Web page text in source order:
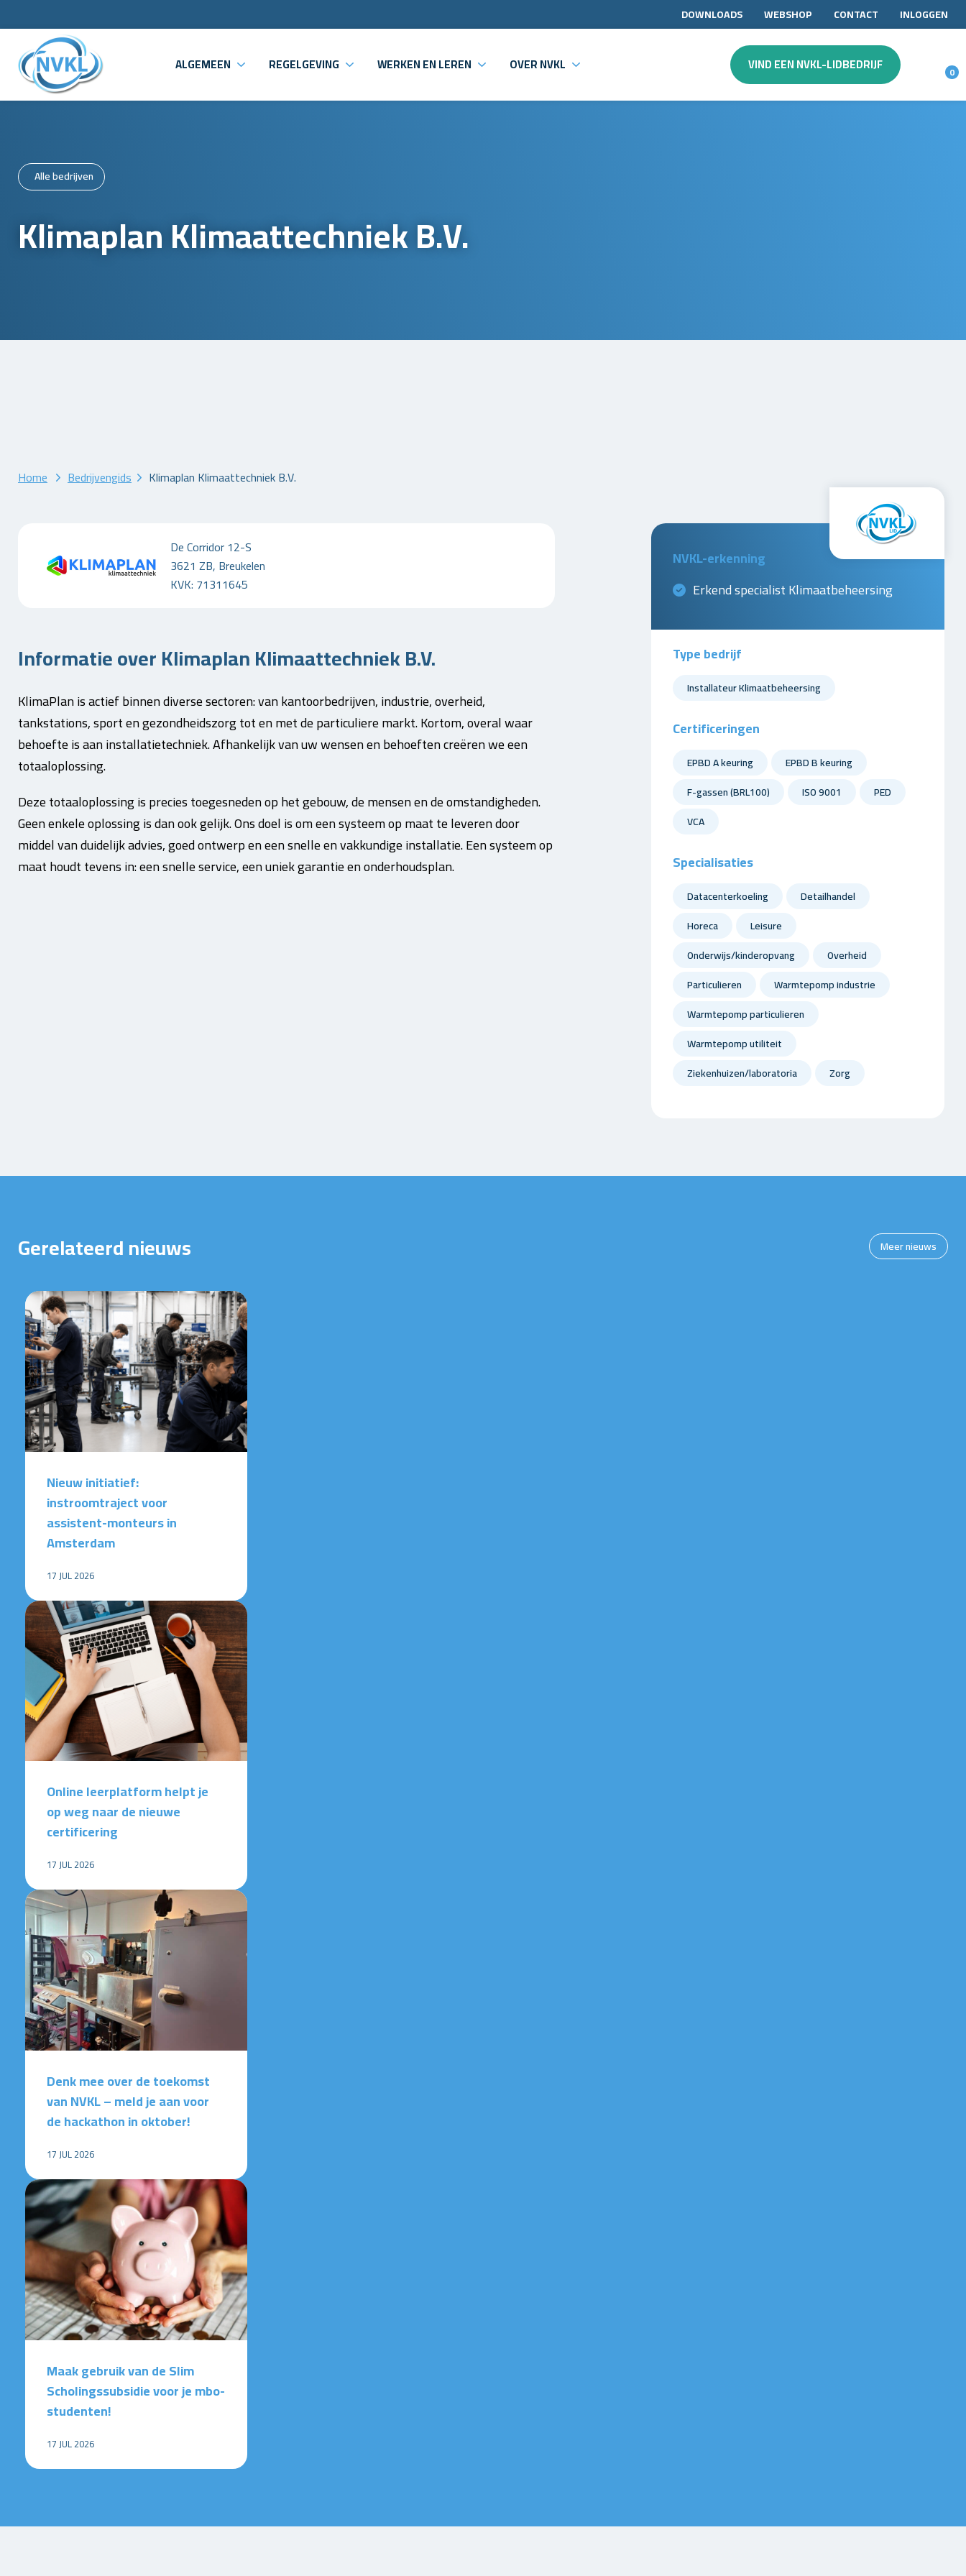
DOWNLOADS WEBSHOP CONTACT INLOGGEN
ALGEMEEN REGELGEVING WERKEN EN LEREN OVER NVKL VIND EEN NVKL-LIDBEDRIJF 0
Alle bedrijven
Klimaplan Klimaattechniek B.V.
Home Bedrijvengids Klimaplan Klimaattechniek B.V.
De Corridor 12-S
3621 ZB, Breukelen
KVK: 71311645
Informatie over Klimaplan Klimaattechniek B.V.
KlimaPlan is actief binnen diverse sectoren: van kantoorbedrijven, industrie, overheid,
tankstations, sport en gezondheidszorg tot en met de particuliere markt. Kortom, overal waar
behoefte is aan installatietechniek. Afhankelijk van uw wensen en behoeften creëren we een
totaaloplossing.
Deze totaaloplossing is precies toegesneden op het gebouw, de mensen en de omstandigheden.
Geen enkele oplossing is dan ook gelijk. Ons doel is om een systeem op maat te leveren door
middel van duidelijk advies, goed ontwerp en een snelle en vakkundige installatie. Een systeem op
maat houdt tevens in: een snelle service, een uniek garantie en onderhoudsplan.
NVKL-erkenning
Erkend specialist Klimaatbeheersing
Type bedrijf
Installateur Klimaatbeheersing
Certificeringen
EPBD A keuring
EPBD B keuring
F-gassen (BRL100)
ISO 9001
PED
VCA
Specialisaties
Datacenterkoeling
Detailhandel
Horeca
Leisure
Onderwijs/kinderopvang
Overheid
Particulieren
Warmtepomp industrie
Warmtepomp particulieren
Warmtepomp utiliteit
Ziekenhuizen/laboratoria
Zorg
Gerelateerd nieuws Meer nieuws
Nieuw initiatief:
instroomtraject voor
assistent-monteurs in
Amsterdam
17 JUL 2026
Online leerplatform helpt je
op weg naar de nieuwe
certificering
17 JUL 2026
Denk mee over de toekomst
van NVKL – meld je aan voor
de hackathon in oktober!
17 JUL 2026
Maak gebruik van de Slim
Scholingssubsidie voor je mbo-
studenten!
17 JUL 2026